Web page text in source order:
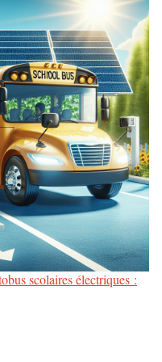
scolaires électriques :